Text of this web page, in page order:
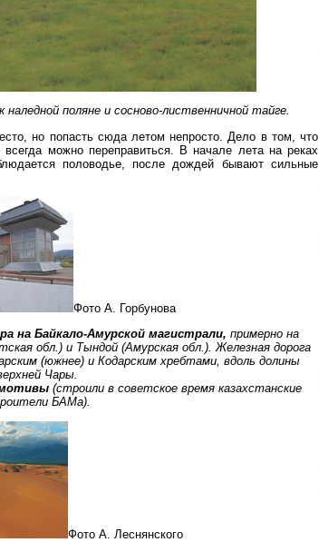
наледной поляне и сосново-лиственничной тайге.
но попасть сюда летом непросто. Дело в том, что
можно переправиться. В начале лета на реках
половодье, после дождей бывают сильные
Фото А. Горбунова
на Байкало-Амурской магистрали, примерно на
обл.) и Тындой (Амурская обл.). Железная дорога
(южнее) и Кодарским хребтами, вдоль долины
Чары.
мотивы (строили в советское время казахстанские
БАМа).
Фото А. Леснянского